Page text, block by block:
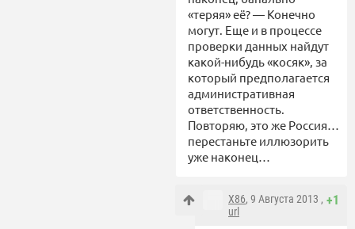
«теряя» её? — Конечно
могут. Еще и в процессе
проверки данных найдут
какой-нибудь «косяк», за
который предполагается
административная
ответственность.
Повторяю, это же Россия…
перестаньте иллюзорить
уже наконец…
+1
X86, 9 Августа 2013 ,
url